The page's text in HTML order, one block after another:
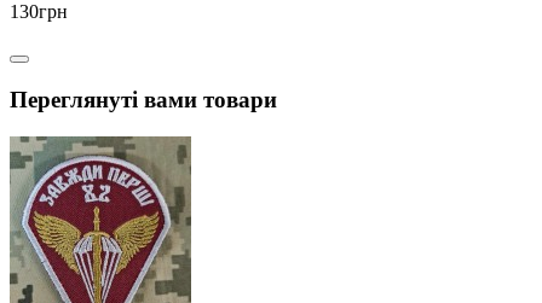
130грн
Переглянуті вами товари